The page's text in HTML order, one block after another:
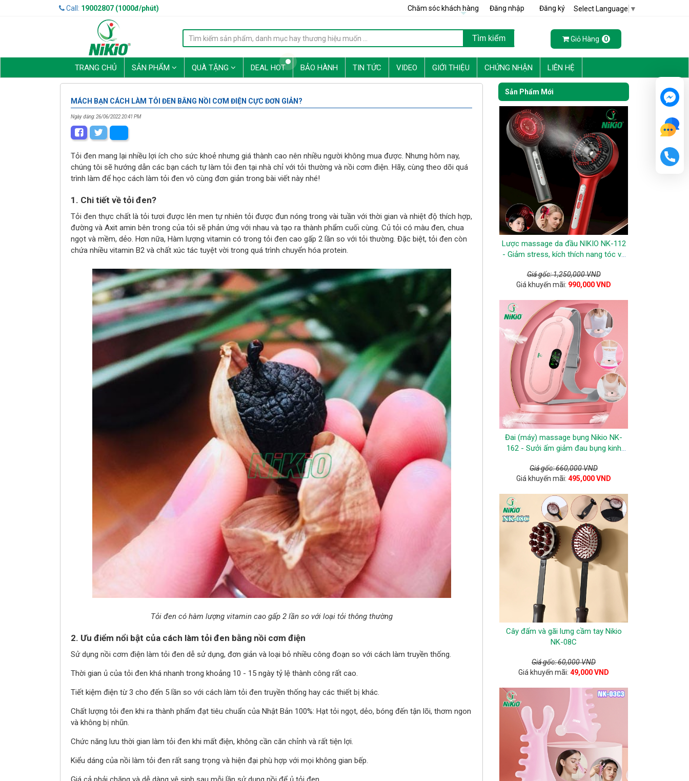
Call: 19002807 (1000đ/phút) Chăm sóc khách hàng Đăng nhập Đăng ký Select Language ▼
Giỏ Hàng 0
TRANG CHỦ SẢN PHẨM QUÀ TẶNG DEAL HOT BẢO HÀNH TIN TỨC VIDEO GIỚI THIỆU CHỨNG NHẬN LIÊN HỆ
MÁCH BẠN CÁCH LÀM TỎI ĐEN BẰNG NỒI CƠM ĐIỆN CỰC ĐƠN GIẢN?
Ngày đăng: 26/06/2022 20:41 PM
Tỏi đen mang lại nhiều lợi ích cho sức khoẻ nhưng giá thành cao nên nhiều người không mua được. Nhưng hôm nay,
chúng tôi sẽ hướng dẫn các bạn cách tự làm tỏi đen tại nhà chỉ với tỏi thường và nồi cơm điện. Hãy, cùng theo dõi quá
trình làm để học cách làm tỏi đen vô cùng đơn giản trong bài viết này nhé!
1. Chi tiết về tỏi đen?
Tỏi đen thực chất là tỏi tươi được lên men tự nhiên tỏi được đun nóng trong vài tuần với thời gian và nhiệt độ thích hợp,
đường và Axit amin bên trong của tỏi sẽ phản ứng với nhau và tạo ra thành phẩm cuối cùng. Củ tỏi có màu đen, chua
ngọt và mềm, dẻo. Hơn nữa, Hàm lượng vitamin có trong tỏi đen cao gấp 2 lần so với tỏi thường. Đặc biệt, tỏi đen còn
chứa nhiều vitamin B2 và chất xúc tác tuyệt vời trong quá trình chuyển hóa protein.
Tỏi đen có hàm lượng vitamin cao gấp 2 lần so với loại tỏi thông thường
2. Ưu điểm nổi bật của cách làm tỏi đen bằng nồi cơm điện
Sử dụng nồi cơm điện làm tỏi đen dễ sử dụng, đơn giản và loại bỏ nhiều công đoạn so với cách làm truyền thống.
Thời gian ủ của tỏi đen khá nhanh trong khoảng 10 - 15 ngày tỷ lệ thành công rất cao.
Tiết kiệm điện từ 3 cho đến 5 lần so với cách làm tỏi đen truyền thống hay các thiết bị khác.
Chất lượng tỏi đen khi ra thành phẩm đạt tiêu chuẩn của Nhật Bản 100%: Hạt tỏi ngọt, dẻo, bóng đến tận lõi, thơm ngon
và không bị nhũn.
Chức năng lưu thời gian làm tỏi đen khi mất điện, không cần căn chỉnh và rất tiện lợi.
Kiểu dáng của nồi làm tỏi đen rất sang trọng và hiện đại phù hợp với mọi không gian bếp.
Sản Phẩm Mới
Lược massage da đầu NIKIO NK-112
- Giảm stress, kích thích nang tóc và
Giá gốc: 1,250,000 VND
Giá khuyến mãi: 990,000 VND
Đai (máy) massage bụng Nikio NK-
162 - Sưởi ấm giảm đau bụng kinh
Giá gốc: 660,000 VND
Giá khuyến mãi: 495,000 VND
Cây đấm và gãi lưng cầm tay Nikio
NK-08C
Giá gốc: 60,000 VND
Giá khuyến mãi: 49,000 VND